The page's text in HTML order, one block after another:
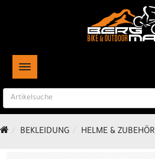
TOGGLE NAVIGATION
BEKLEIDUNG HELME & ZUBEHÖR